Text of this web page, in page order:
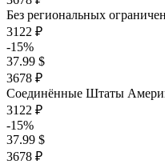
Без региональных
3122 ₽
-15%
37.99 $
3678 ₽
Соединённые Штаты
3122 ₽
-15%
37.99 $
3678 ₽